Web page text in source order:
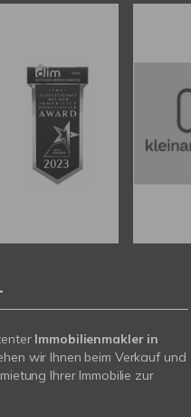
Immobilienmakler in
wir Ihnen beim Verkauf und
Ihrer Immobilie zur